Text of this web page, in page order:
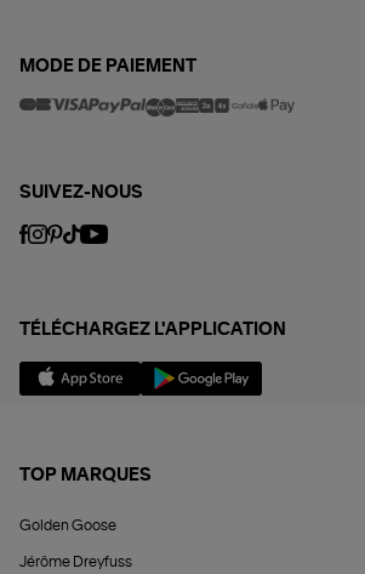
MODE DE PAIEMENT
SUIVEZ-NOUS
TÉLÉCHARGEZ L'APPLICATION
TOP MARQUES
Golden Goose
Jérôme Dreyfuss